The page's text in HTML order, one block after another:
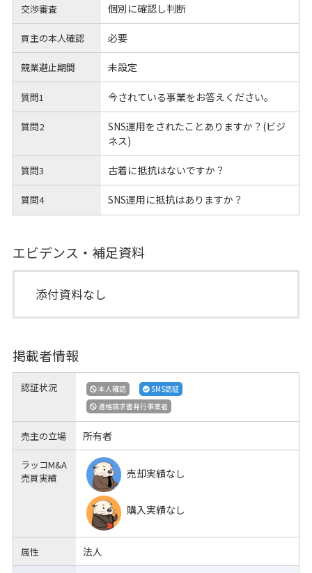
交渉審査 個別に確認し判断
買主の本人確認 必要
競業避止期間 未設定
質問1 今されている事業をお答えください。
質問2
SNS運用をされたことありますか？(ビジ
ネス)
質問3 古着に抵抗はないですか？
質問4 SNS運用に抵抗はありますか？
エビデンス・補足資料
添付資料なし
掲載者情報
認証状況 本人確認
SMS認証
適格請求書発行事業者
売主の立場 所有者
ラッコM&A
売買実績
売却実績なし
購入実績なし
属性 法人